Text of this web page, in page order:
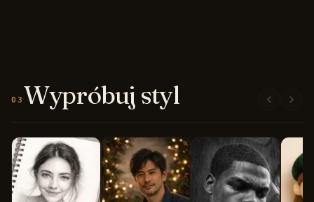
03 Wypróbuj styl